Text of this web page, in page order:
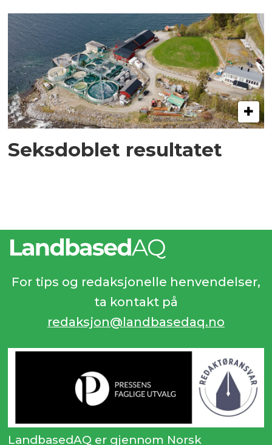
Seksdoblet resultatet
For tips og redaksjonelle henvendelser,
ta kontakt på
redaksjon@landbasedaq.no
LandbasedAQ er gjennom Norsk